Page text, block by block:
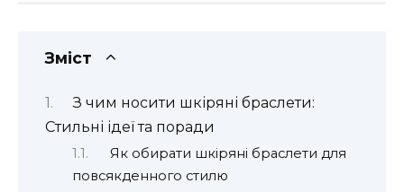
Зміст
З чим носити шкіряні браслети:
Стильні ідеї та поради
Як обирати шкіряні браслети для
повсякденного стилю